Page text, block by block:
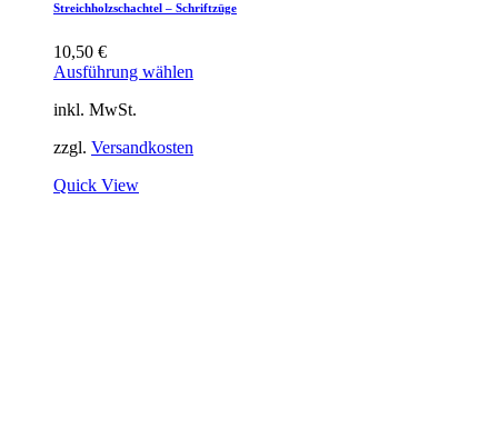
Streichholzschachtel – Schriftzüge
10,50 €
Ausführung wählen
inkl. MwSt.
zzgl. Versandkosten
Quick View